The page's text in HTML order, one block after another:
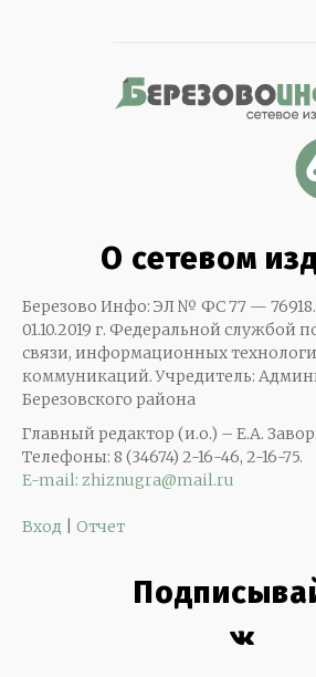
О сетевом
Березово Инфо: ЭЛ № ФС 77 —
01.10.2019 г. Федеральной службой
связи, информационных
коммуникаций. Учредитель:
Березовского района
Главный редактор (и.о.) – Е.А.
Телефоны: 8 (34674) 2-16-46, 2-16-75.
E-mail: zhiznugra@mail.ru
Вход Отчет